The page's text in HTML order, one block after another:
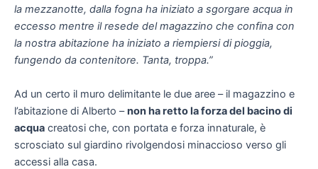
la mezzanotte, dalla fogna ha iniziato a sgorgare acqua in
eccesso mentre il resede del magazzino che confina con
la nostra abitazione ha iniziato a riempiersi di pioggia,
fungendo da contenitore. Tanta, troppa.”
Ad un certo il muro delimitante le due aree – il magazzino e
l’abitazione di Alberto –non ha retto la forza del bacino di
acqua creatosi che, con portata e forza innaturale, è
scrosciato sul giardino rivolgendosi minaccioso verso gli
accessi alla casa.